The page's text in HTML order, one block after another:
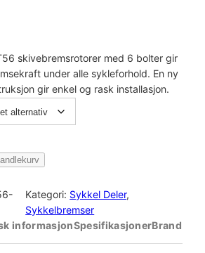
skivebremsrotorer med 6 bolter gir
under alle sykleforhold. En ny
gir enkel og rask installasjon.
Kategori: Sykkel Deler
Sykkelbremser
informasjonSpesifikasjonerBrand